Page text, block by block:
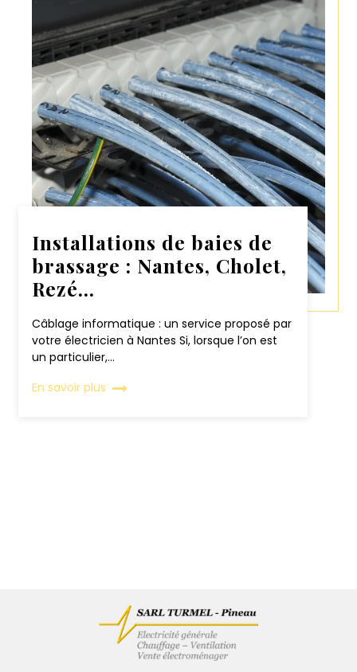
Installations de baies de
brassage : Nantes, Cholet,
Rezé...
Câblage informatique : un service proposé par
votre électricien à Nantes Si, lorsque l’on est
un particulier,...
En savoir plus